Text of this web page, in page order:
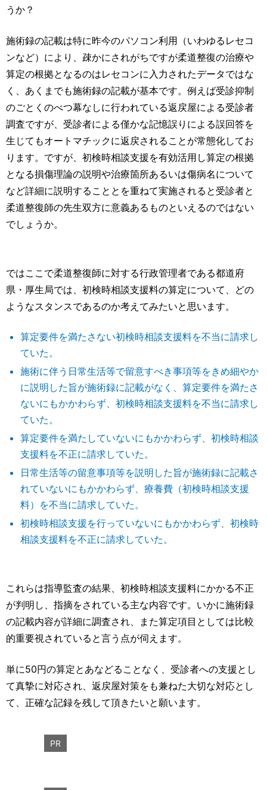
うか？
施術録の記載は特に昨今のパソコン利用（いわゆるレセコ
ンなど）により、疎かにされがちですが柔道整復の治療や
算定の根拠となるのはレセコンに入力されたデータではな
く、あくまでも施術録の記載が基本です。例えば受診抑制
のごとくのべつ幕なしに行われている返戻屋による受診者
調査ですが、受診者による僅かな記憶誤りによる誤回答を
生じてもオートマチックに返戻されることが常態化してお
ります。ですが、初検時相談支援を有効活用し算定の根拠
となる損傷理論の説明や治療箇所あるいは傷病名について
など詳細に説明することとを重ねて実施されると受診者と
柔道整復師の先生双方に意義あるものといえるのではない
でしょうか。
ではここで柔道整復師に対する行政管理者である都道府
県・厚生局では、初検時相談支援料の算定について、どの
ようなスタンスであるのか考えてみたいと思います。
算定要件を満たさない初検時相談支援料を不当に請求し
ていた。
施術に伴う日常生活等で留意すべき事項等をきめ細やか
に説明した旨が施術録に記載がなく、算定要件を満たさ
ないにもかかわらず、初検時相談支援料を不当に請求し
ていた。
算定要件を満たしていないにもかかわらず、初検時相談
支援料を不正に請求していた。
日常生活等の留意事項等を説明した旨が施術録に記載さ
れていないにもかかわらず、療養費（初検時相談支援
料）を不当に請求していた。
初検時相談支援を行っていないにもかかわらず、初検時
相談支援料を不正に請求していた。
これらは指導監査の結果、初検時相談支援料にかかる不正
が判明し、指摘をされている主な内容です。いかに施術録
の記載内容が詳細に調査され、また算定項目としては比較
的重要視されていると言う点が伺えます。
単に50円の算定とあなどることなく、受診者への支援とし
て真摯に対応され、返戻屋対策をも兼ねた大切な対応とし
て、正確な記録を残して頂きたいと願います。
PR